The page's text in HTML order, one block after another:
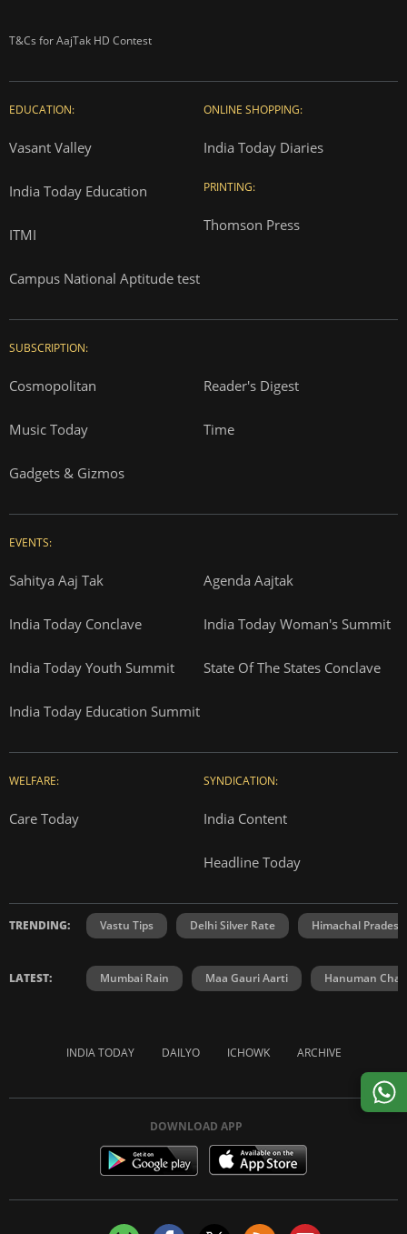
T&Cs for AajTak HD Contest
EDUCATION:
Vasant Valley
India Today Education
ITMI
Campus National Aptitude test
ONLINE SHOPPING:
India Today Diaries
PRINTING:
Thomson Press
SUBSCRIPTION:
Cosmopolitan Reader's Digest
Music Today Time
Gadgets & Gizmos
EVENTS:
Sahitya Aaj Tak Agenda Aajtak
India Today Conclave India Today Woman's Summit
India Today Youth Summit State Of The States Conclave
India Today Education Summit
WELFARE:
Care Today
SYNDICATION:
India Content
Headline Today
TRENDING: Vastu Tips Delhi Silver Rate Himachal
LATEST: Mumbai Rain Maa Gauri Aarti Hanuman
INDIA TODAY DAILYO ICHOWK ARCHIVE
DOWNLOAD APP